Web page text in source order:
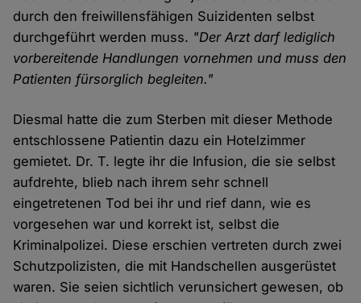
durch den freiwillensfähigen Suizidenten selbst
durchgeführt werden muss. "Der Arzt darf lediglich
vorbereitende Handlungen vornehmen und muss den
Patienten fürsorglich begleiten."
Diesmal hatte die zum Sterben mit dieser Methode
entschlossene Patientin dazu ein Hotelzimmer
gemietet. Dr. T. legte ihr die Infusion, die sie selbst
aufdrehte, blieb nach ihrem sehr schnell
eingetretenen Tod bei ihr und rief dann, wie es
vorgesehen war und korrekt ist, selbst die
Kriminalpolizei. Diese erschien vertreten durch zwei
Schutzpolizisten, die mit Handschellen ausgerüstet
waren. Sie seien sichtlich verunsichert gewesen, ob